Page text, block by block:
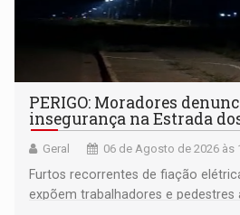
PERIGO: Moradores
insegurança na Estrada
Geral 06 de Agosto de 2026 às
Furtos recorrentes de fiação
expõem trabalhadores e pedestres